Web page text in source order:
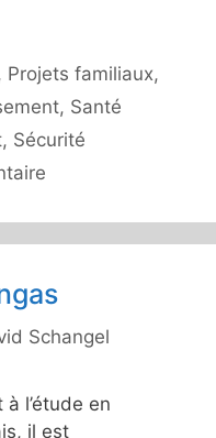
Projets familiaux,
, Santé
, Sécurité
Schangel
l’étude en
il est